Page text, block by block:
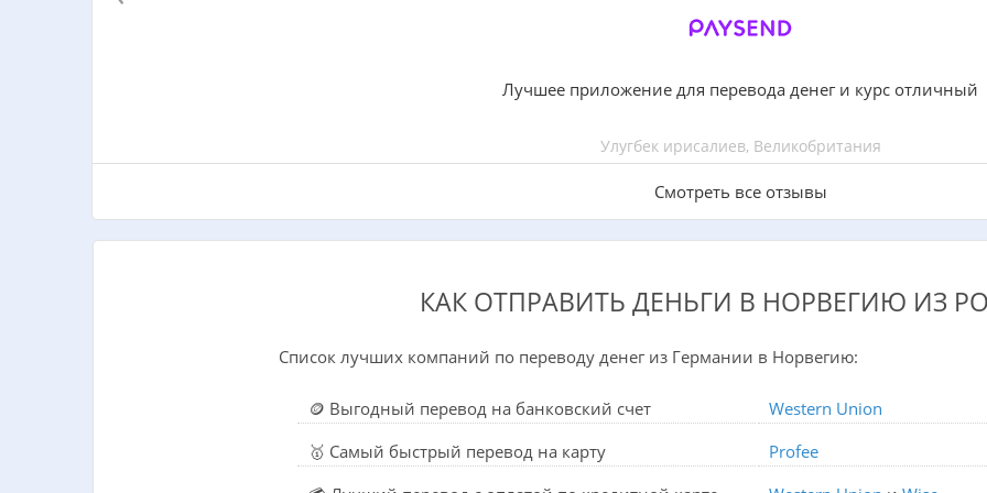
Лучшее приложение для перевода денег и курс отличный
Улугбек ирисалиев, Великобритания
Смотреть все отзывы
КАК ОТПРАВИТЬ ДЕНЬГИ В НОРВЕГИЮ ИЗ
Список лучших компаний по переводу денег из Германии в Норвегию:
🪙 Выгодный перевод на банковский счет
Western Union
🥇 Самый быстрый перевод на карту
Profee